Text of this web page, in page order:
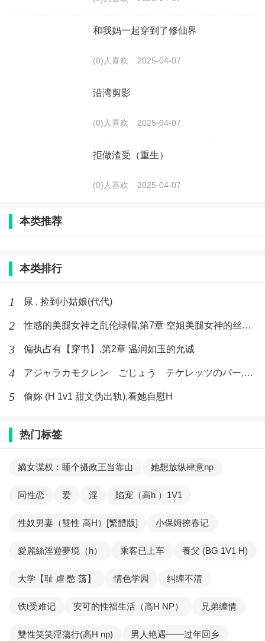
和我妈一起穿到了修仙界
(0)人喜欢 2025-04-07
沿湾剪影
(0)人喜欢 2025-04-07
拒做渣受（重生）
(0)人喜欢 2025-04-07
本类推荐
本类排行
1 尿 , 捡到小姑娘(代代)
2 性感的美腿女神之乱伦绿帽,第7章 空姐美腿女神的丝袜足交
3 偏执占有【穿书】,第2章 温润如玉的允诚
4 アジャラカモクレン ごじょう テケレッツのパー,【No. 42 Rube Goldberg Machine】十四
5 偷妳 (H 1v1 甜文伪出轨),看她自慰H
热门标签
嫡女谋权：睡个摄政王当靠山 她想放纵肆意np
同性恋 爱 淫 陷宠（高h ）1V1
性奴男妻（雙性 高H）[繁體版] 小保姆撩春记
愛麗絲淫遊夢境（h） 乘客已上车 養父 (BG 1V1 H)
大学【耻 虐 憋 荡】 情色学园 纠缠不清
铁t受难记 安可的性福生活（高H NP） 兄弟缠情
雙性笑笑淫蕩行(高H np) 男人艳遇——过年回乡